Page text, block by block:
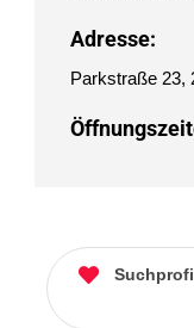
Adresse:
Parkstraße 23,